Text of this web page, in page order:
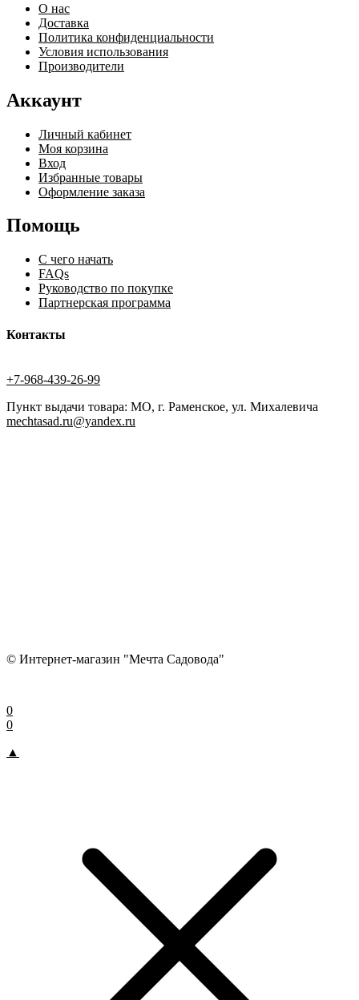
О нас
Доставка
Политика конфиденциальности
Условия использования
Производители
Аккаунт
Личный кабинет
Моя корзина
Вход
Избранные товары
Оформление заказа
Помощь
С чего начать
FAQs
Руководство по покупке
Партнерская программа
Контакты
+7-968-439-26-99
Пункт выдачи товара: МО, г. Раменское, ул. Михалевича
mechtasad.ru@yandex.ru
© Интернет-магазин "Мечта Садовода"
0
0
▲